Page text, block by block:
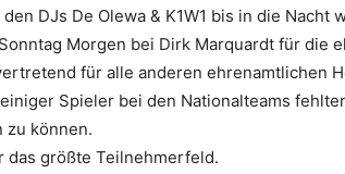
DJs De Olewa & K1W1 bis in die Nacht
Morgen bei Dirk Marquardt für die
für alle anderen ehrenamtlichen
Spieler bei den Nationalteams
zu können.
das größte Teilnehmerfeld.